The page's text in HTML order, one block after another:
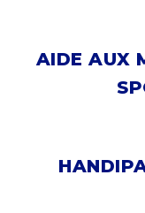
AIDE AUX